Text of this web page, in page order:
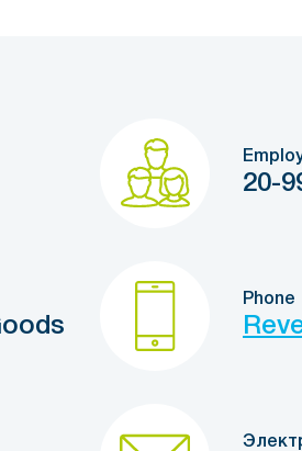
20-
Phone